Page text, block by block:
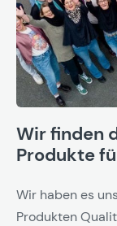
Wir finden
Produkte
Wir haben es
Produkten